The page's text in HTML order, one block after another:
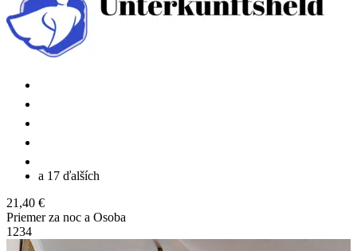
a 17 ďalších
21,40 €
Priemer za noc a Osoba
1234